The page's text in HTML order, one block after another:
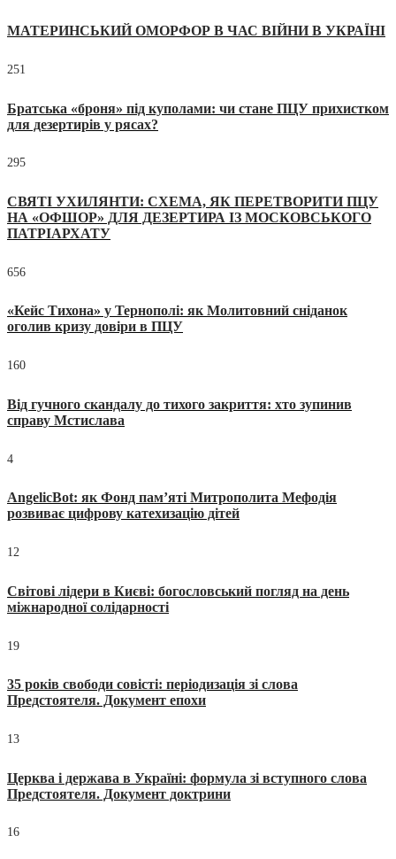
МАТЕРИНСЬКИЙ ОМОРФОР В ЧАС ВІЙНИ В УКРАЇНІ
251
Братська «броня» під куполами: чи стане ПЦУ прихистком
для дезертирів у рясах?
295
СВЯТІ УХИЛЯНТИ: СХЕМА, ЯК ПЕРЕТВОРИТИ ПЦУ
НА «ОФШОР» ДЛЯ ДЕЗЕРТИРА ІЗ МОСКОВСЬКОГО
ПАТРІАРХАТУ
656
«Кейс Тихона» у Тернополі: як Молитовний сніданок
оголив кризу довіри в ПЦУ
160
Від гучного скандалу до тихого закриття: хто зупинив
справу Мстислава
4
AngelicBot: як Фонд пам’яті Митрополита Мефодія
розвиває цифрову катехизацію дітей
12
Світові лідери в Києві: богословський погляд на день
міжнародної солідарності
19
35 років свободи совісті: періодизація зі слова
Предстоятеля. Документ епохи
13
Церква і держава в Україні: формула зі вступного слова
Предстоятеля. Документ доктрини
16